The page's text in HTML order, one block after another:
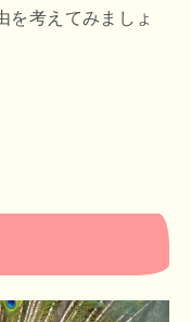
を考えてみましょ